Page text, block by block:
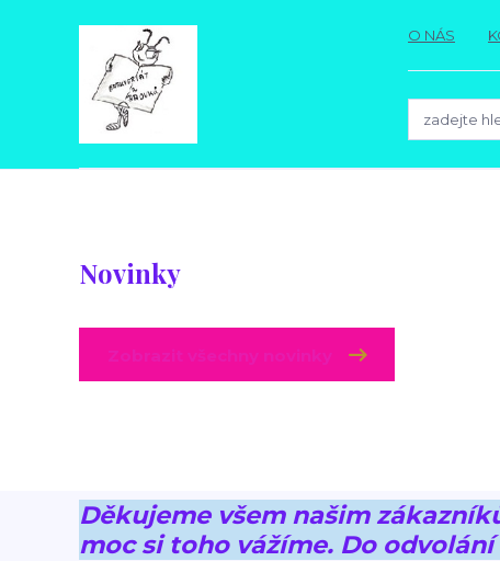
O NÁS
Novinky
Děkujeme všem našim
moc si toho vážíme. Do